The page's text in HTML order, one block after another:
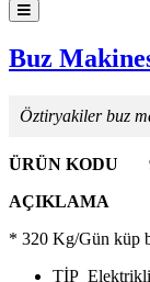
Buz
Öztiryakiler buz
ÜRÜN KODU
AÇIKLAMA
* 320 Kg/Gün küp
TİP Elektrikli